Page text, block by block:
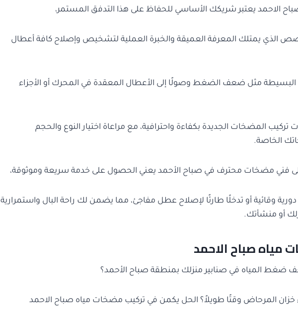
الاحمد يعتبر شريكك الأساسي للحفاظ على هذا التدفق المستمر،
الذي يمتلك المعرفة العميقة والخبرة العملية لتشخيص وإصلاح كافة أعطال
البسيطة مثل ضعف الضغط وصولًا إلى الأعطال المعقدة في المحرك أو الأجزاء
تركيب المضخات الجديدة بكفاءة واحترافية، مع مراعاة اختيار النوع والحجم
الخاصة.
فني مضخات محترف في صباح الأحمد يعني الحصول على خدمة سريعة وموثوقة،
وقائية أو تدخلًا طارئًا لإصلاح عطل مفاجئ، مما يضمن لك راحة البال واستمرارية
أو منشأتك.
مياه صباح الاحمد
ضغط المياه في صنابير منزلك بمنطقة صباح الأحمد؟
المرحاض وقتًا طويلاً؟ الحل يكمن في تركيب مضخات مياه صباح الاحمد